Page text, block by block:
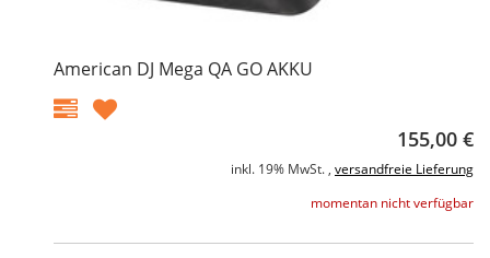
American DJ Mega QA GO AKKU
155,00 €
inkl. 19% MwSt. , versandfreie Lieferung
momentan nicht verfügbar